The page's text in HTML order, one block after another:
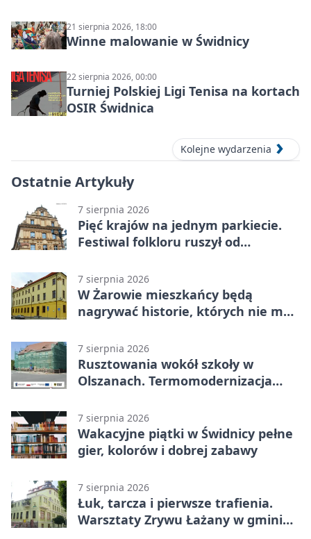
21 sierpnia 2026, 18:00
Winne malowanie w Świdnicy
22 sierpnia 2026, 00:00
Turniej Polskiej Ligi Tenisa na kortach
OSIR Świdnica
Kolejne wydarzenia
Ostatnie Artykuły
7 sierpnia 2026
Pięć krajów na jednym parkiecie.
Festiwal folkloru ruszył od
7 sierpnia 2026
W Żarowie mieszkańcy będą
nagrywać historie, których nie ma
7 sierpnia 2026
Rusztowania wokół szkoły w
Olszanach. Termomodernizacja
7 sierpnia 2026
Wakacyjne piątki w Świdnicy pełne
gier, kolorów i dobrej zabawy
7 sierpnia 2026
Łuk, tarcza i pierwsze trafienia.
Warsztaty Zrywu Łażany w gminie